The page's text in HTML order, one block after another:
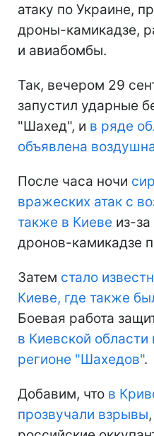
атаку по Украине,
дроны-камикадзе,
и авиабомбы.
Так, вечером 29
запустил ударные
"Шахед", и в ряде
объявлена
После часа ночи
вражеских атак с
также в Киеве из-
дронов-камикадзе
Затем стало
Киеве, где также
Боевая работа
в Киевской области
регионе "Шахедов".
Добавим, что в
прозвучали взрывы